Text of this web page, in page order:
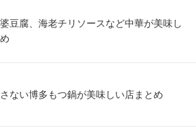
豆腐、海老チリソースなど中華が美味し
ない博多もつ鍋が美味しい店まとめ